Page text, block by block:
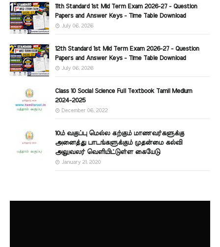
11th Standard 1st Mid Term Exam 2026-27 - Question
Papers and Answer Keys - Time Table Download
July 06, 2026
12th Standard 1st Mid Term Exam 2026-27 - Question
Papers and Answer Keys - Time Table Download
July 06, 2026
Class 10 Social Science Full Textbook Tamil Medium
2024-2025
December 06, 2022
10ம் வகுப்பு மெல்ல கற்கும் மாணவர்களுக்கு
அனைத்து பாடங்களுக்கும் முதன்மை கல்வி
அலுவலர் வெளியிட்டுள்ள கையேடு
January 21, 2020